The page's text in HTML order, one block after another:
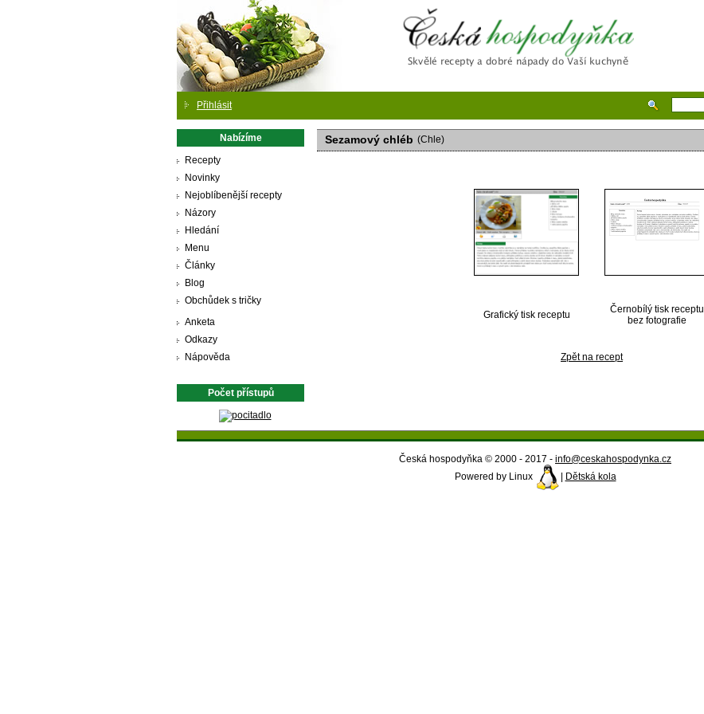
Česká hospodyňka
Přihlásit
Nabízíme
Recepty
Novinky
Nejoblíbenější recepty
Názory
Hledání
Menu
Články
Blog
Obchůdek s tričky
Anketa
Odkazy
Nápověda
Počet přístupů
Sezamový chléb (Chle)
Grafický tisk receptu
Černobílý tisk receptu
bez fotografie
Zpět na recept
Česká hospodyňka © 2000 - 2017 - info@ceskahospodynka.cz
Powered by Linux
Dětská kola